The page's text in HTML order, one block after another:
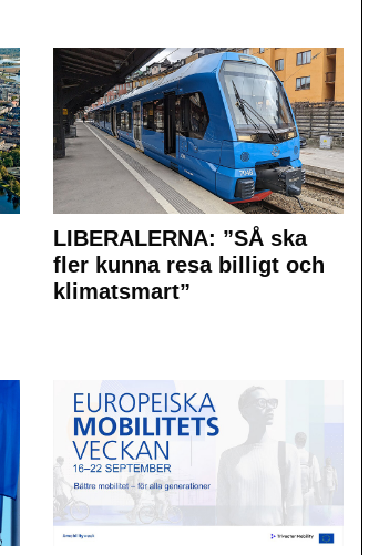
LIBERALERNA: ”SÅ ska
fler kunna resa billigt och
klimatsmart”